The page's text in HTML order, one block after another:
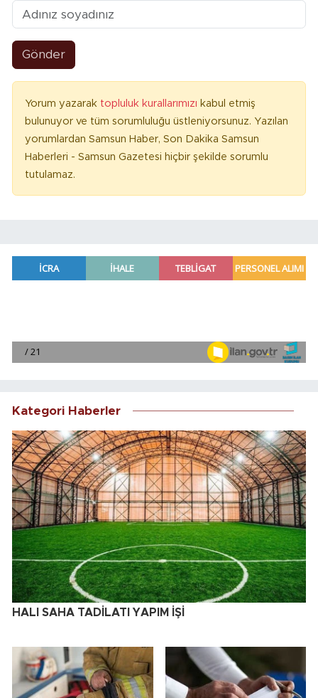
Gönder
Yorum yazarak topluluk kurallarımızı kabul etmiş
bulunuyor ve tüm sorumluluğu üstleniyorsunuz. Yazılan
yorumlardan Samsun Haber, Son Dakika Samsun
Haberleri - Samsun Gazetesi hiçbir şekilde sorumlu
tutulamaz.
Kategori Haberler
HALI SAHA TADİLATI YAPIM İŞİ